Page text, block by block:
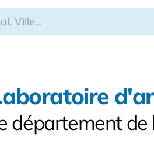
département de